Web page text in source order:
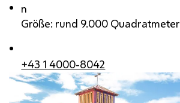
n
Größe: rund 9.000 Quadratmeter
+43 1 4000-8042